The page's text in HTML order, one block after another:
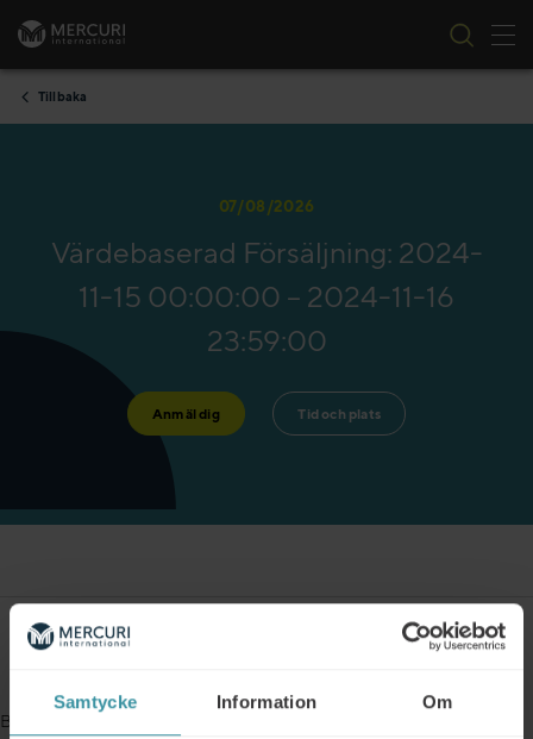
Samtycke Information Om
Skip to content
Tillbaka
07/08/2026
Värdebaserad Försäljning: 2024-
11-15 00:00:00 – 2024-11-16
23:59:00
Anmäl dig Tid och plats
Bokningsinformation
Bookings are closed for this event.